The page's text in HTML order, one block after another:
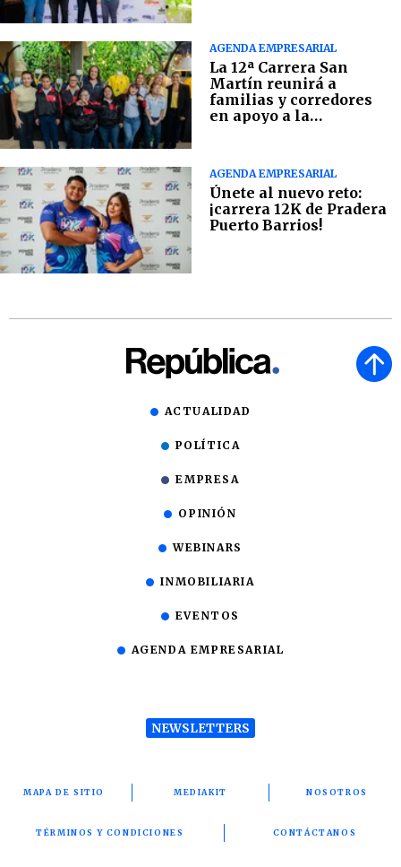
AGENDA EMPRESARIAL
La 12ª Carrera San
Martín reunirá a
familias y corredores
en apoyo a la
AGENDA EMPRESARIAL
Únete al nuevo reto:
¡carrera 12K de Pradera
Puerto Barrios!
ACTUALIDAD
POLÍTICA
EMPRESA
OPINIÓN
WEBINARS
INMOBILIARIA
EVENTOS
AGENDA EMPRESARIAL
NEWSLETTERS
MAPA DE SITIO MEDIAKIT NOSOTROS
TÉRMINOS Y CONDICIONES CONTÁCTANOS